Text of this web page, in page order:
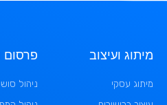
מיתוג ועיצוב
מיתוג עסקי
פרסום
ניהול